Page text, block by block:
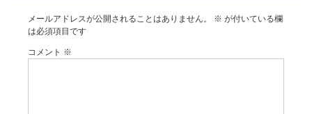
メールアドレスが公開されることはありません。 ※ が付いている欄
は必須項目です
コメント ※